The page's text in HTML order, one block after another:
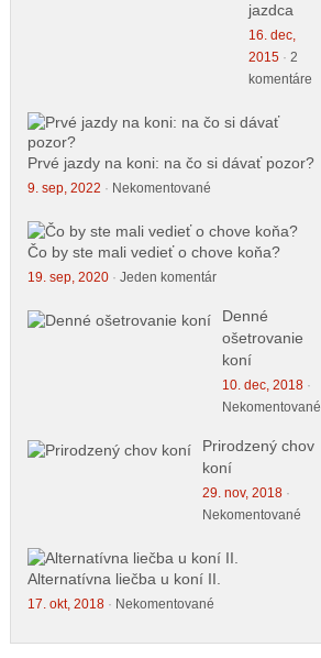
jazdca
16. dec,
2015· 2
komentáre
Prvé jazdy na koni: na čo si dávať pozor?
9. sep, 2022 · Nekomentované
Čo by ste mali vedieť o chove koňa?
19. sep, 2020· Jeden komentár
Denné
ošetrovanie
koní
10. dec, 2018·
Nekomentované
Prirodzený chov
koní
29. nov, 2018·
Nekomentované
Alternatívna liečba u koní II.
17. okt, 2018· Nekomentované